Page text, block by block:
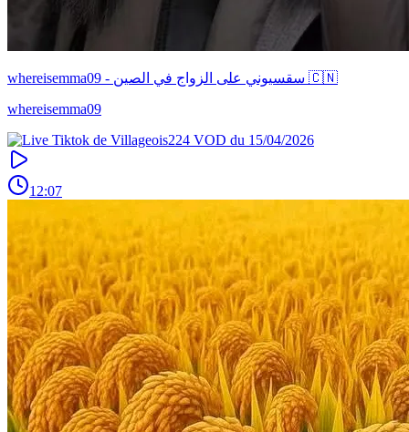
whereisemma09 - سقسيوني على الزواج في الصين 🇨🇳
whereisemma09
12:07